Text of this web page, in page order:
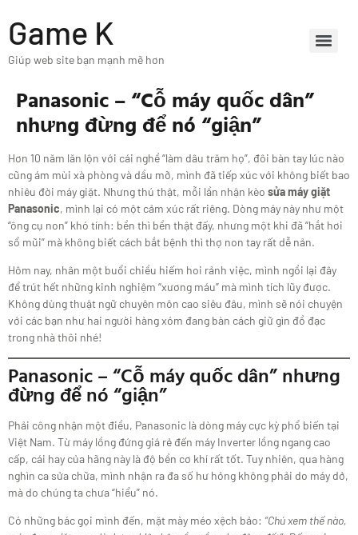
Game K
Giúp web site bạn mạnh mẽ hơn
Panasonic – “Cỗ máy quốc dân”
nhưng đừng để nó “giận”
Hơn 10 năm lăn lộn với cái nghề “làm dâu trăm họ”, đôi bàn tay lúc nào
cũng ám mùi xà phòng và dầu mỡ, mình đã tiếp xúc với không biết bao
nhiêu đời máy giặt. Nhưng thú thật, mỗi lần nhận kèo sửa máy giặt
Panasonic, mình lại có một cảm xúc rất riêng. Dòng máy này như một
“ông cụ non” khó tính: bền thì bền thật đấy, nhưng một khi đã “hắt hơi
sổ mũi” mà không biết cách bắt bệnh thì thợ non tay rất dễ nản.
Hôm nay, nhân một buổi chiều hiếm hoi rảnh việc, mình ngồi lại đây
để trút hết những kinh nghiệm “xương máu” mà mình tích lũy được.
Không dùng thuật ngữ chuyên môn cao siêu đâu, mình sẽ nói chuyện
với các bạn như hai người hàng xóm đang bàn cách giữ gìn đồ đạc
trong nhà thôi nhé!
Panasonic – “Cỗ máy quốc dân” nhưng
đừng để nó “giận”
Phải công nhận một điều, Panasonic là dòng máy cực kỳ phổ biến tại
Việt Nam. Từ máy lồng đứng giá rẻ đến máy Inverter lồng ngang cao
cấp, cái hay của hãng này là độ bền cơ khí rất tốt. Tuy nhiên, qua hàng
nghìn ca sửa chữa, mình nhận ra đa số hư hỏng không phải do máy dở,
mà do chúng ta chưa “hiểu” nó.
Có những bác gọi mình đến, mặt mày méo xệch bảo: “Chú xem thế nào,